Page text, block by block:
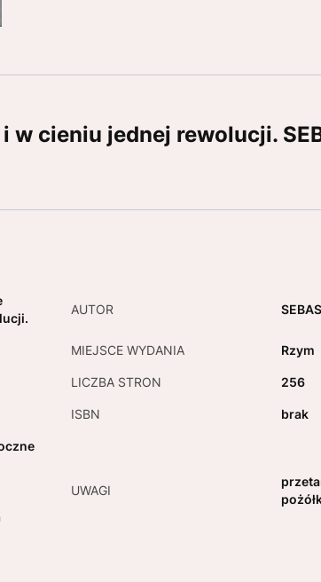
w cieniu jednej rewolucji.
AUTOR
MIEJSCE WYDANIA Rzym
LICZBA STRON 256
ISBN brak
UWAGI